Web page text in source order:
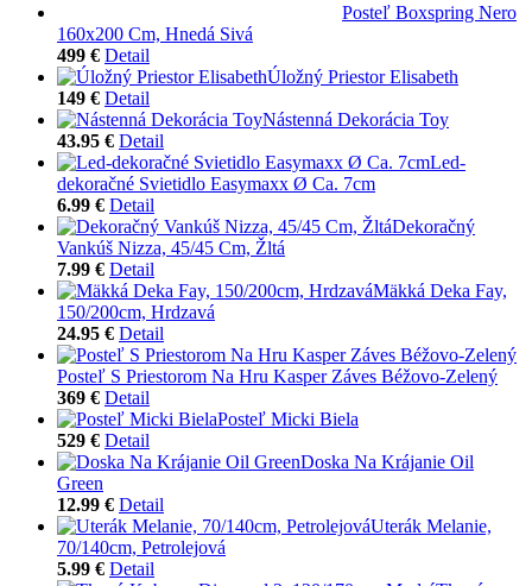
Posteľ Boxspring Nero
160x200 Cm, Hnedá Sivá
499 € Detail
Úložný Priestor Elisabeth
149 € Detail
Nástenná Dekorácia Toy
43.95 € Detail
Led-
dekoračné Svietidlo Easymaxx Ø Ca. 7cm
6.99 € Detail
Dekoračný
Vankúš Nizza, 45/45 Cm, Žltá
7.99 € Detail
Mäkká Deka Fay,
150/200cm, Hrdzavá
24.95 € Detail
Posteľ S Priestorom Na Hru Kasper Záves Béžovo-Zelený
369 € Detail
Posteľ Micki Biela
529 € Detail
Doska Na Krájanie Oil
Green
12.99 € Detail
Uterák Melanie,
70/140cm, Petrolejová
5.99 € Detail